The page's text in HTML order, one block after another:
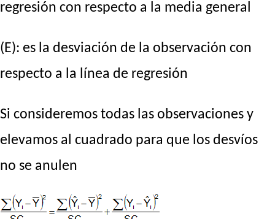
regresión con respecto a la media general
(E): es la desviación de la observación con
respecto a la línea de regresión
Si consideremos todas las observaciones y
elevamos al cuadrado para que los desvíos
no se anulen